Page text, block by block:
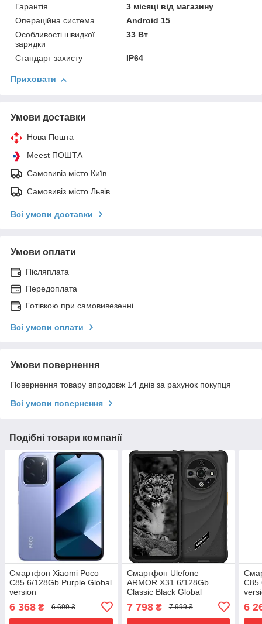
Гарантія
3 місяці від магазину
Операційна система
Android 15
Особливості швидкої
зарядки
33 Вт
Стандарт захисту IP64
Приховати
Умови доставки
Нова Пошта
Meest ПОШТА
Самовивіз місто Київ
Самовивіз місто Львів
Всі умови доставки
Умови оплати
Післяплата
Передоплата
Готівкою при самовивезенні
Всі умови оплати
Умови повернення
Повернення товару впродовж 14 днів за рахунок покупця
Всі умови повернення
Подібні товари компанії
Смартфон Xiaomi Poco
C85 6/128Gb Purple Global
version
6 368 ₴ 6 699 ₴
Смартфон Ulefone
ARMOR X31 6/128Gb
Classic Black Global
7 798₴ 7 999 ₴
C85
6